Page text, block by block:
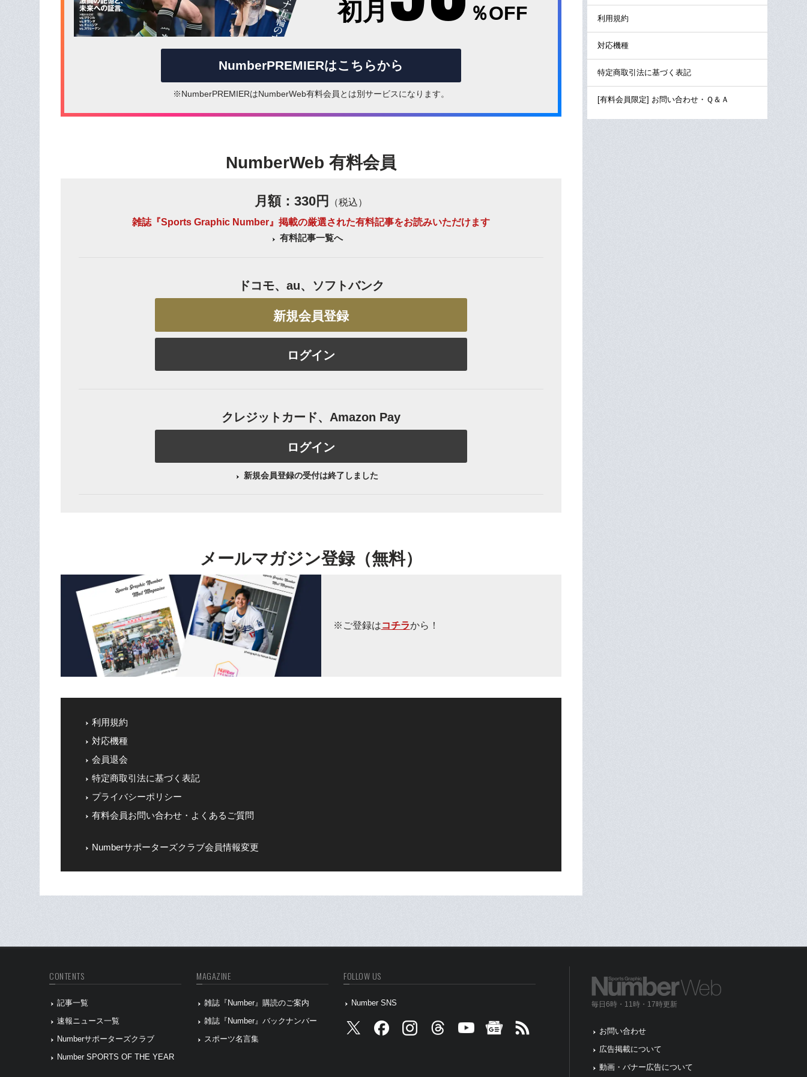
初月 ％OFF
NumberPREMIERはこちらから
※NumberPREMIERはNumberWeb有料会員とは別サービスになります。
NumberWeb 有料会員
月額：330円
（税込）
雑誌『Sports Graphic Number』掲載の厳選された有料記事をお読みいただけます
有料記事一覧へ
ドコモ、au、ソフトバンク
新規会員登録
ログイン
クレジットカード、Amazon Pay
ログイン
新規会員登録の受付は終了しました
メールマガジン登録（無料）
※ご登録はコチラから！
利用規約
対応機種
会員退会
特定商取引法に基づく表記
プライバシーポリシー
有料会員お問い合わせ・よくあるご質問
Numberサポーターズクラブ会員情報変更
利用規約
対応機種
特定商取引法に基づく表記
[有料会員限定] お問い合わせ・Ｑ＆Ａ
CONTENTS
記事一覧
速報ニュース一覧
Numberサポーターズクラブ
Number SPORTS OF THE YEAR
MAGAZINE
雑誌『Number』購読のご案内
雑誌『Number』バックナンバー
スポーツ名言集
FOLLOW US
Number SNS 毎日6時・11時・17時更新
お問い合わせ
広告掲載について
動画・バナー広告について